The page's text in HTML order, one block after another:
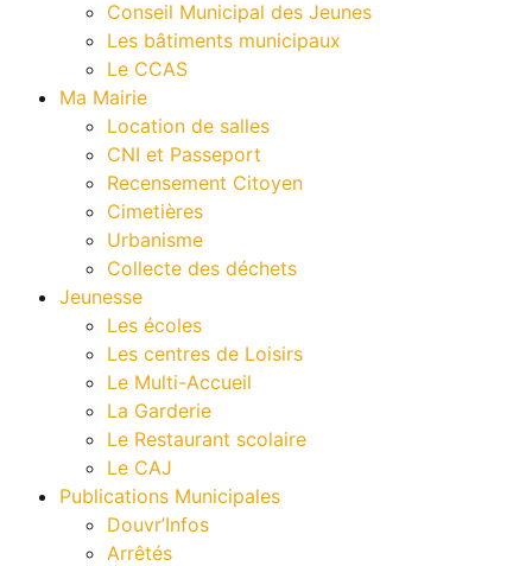
Conseil Municipal des Jeunes
Les bâtiments municipaux
Le CCAS
Ma Mairie
Location de salles
CNI et Passeport
Recensement Citoyen
Cimetières
Urbanisme
Collecte des déchets
Jeunesse
Les écoles
Les centres de Loisirs
Le Multi-Accueil
La Garderie
Le Restaurant scolaire
Le CAJ
Publications Municipales
Douvr’Infos
Arrêtés